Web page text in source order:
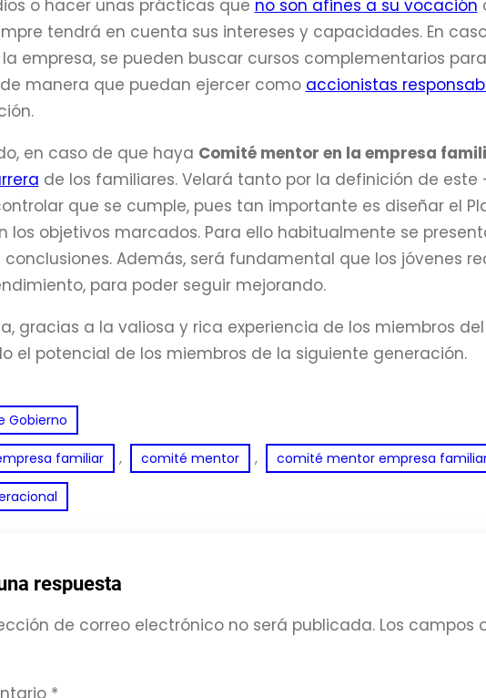
o hacer unas prácticas que no son afines a su vocación
tendrá en cuenta sus intereses y capacidades. En
empresa, se pueden buscar cursos complementarios
manera que puedan ejercer como accionistas
en caso de que haya Comité mentor en la empresa
de los familiares. Velará tanto por la definición de
que se cumple, pues tan importante es diseñar el
los objetivos marcados. Para ello habitualmente se
conclusiones. Además, será fundamental que los jóvenes
para poder seguir mejorando.
gracias a la valiosa y rica experiencia de los miembros del
el potencial de los miembros de la siguiente generación.
Gobierno
familiar , comité mentor , comité mentor empresa
respuesta
de correo electrónico no será publicada. Los campos
*